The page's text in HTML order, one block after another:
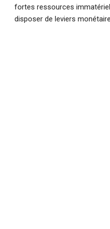
fortes ressources
disposer de leviers